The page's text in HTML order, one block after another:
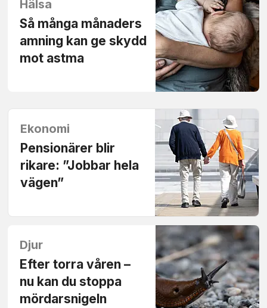
Hälsa
Så många månaders
amning kan ge skydd
mot astma
Ekonomi
Pensionärer blir
rikare: ”Jobbar hela
vägen”
Djur
Efter torra våren –
nu kan du stoppa
mördar­snigeln